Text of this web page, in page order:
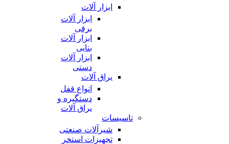
ابزار آلات
ابزار آلات
برقی
ابزار آلات
بنایی
ابزار آلات
دستی
یراق آلات
انواع قفل
دستگیره و
یراق آلات
تاسیسات
شیرآلات صنعتی
تجهیزات استخر